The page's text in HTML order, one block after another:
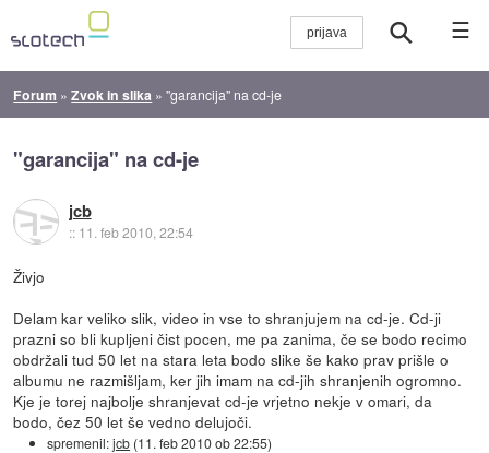
☰
Forum »Zvok in slika »"garancija" na cd-je
"garancija" na cd-je
jcb
:: 11. feb 2010, 22:54
Živjo
Delam kar veliko slik, video in vse to shranjujem na cd-je. Cd-ji
prazni so bli kupljeni čist pocen, me pa zanima, če se bodo recimo
obdržali tud 50 let na stara leta bodo slike še kako prav prišle o
albumu ne razmišljam, ker jih imam na cd-jih shranjenih ogromno.
Kje je torej najbolje shranjevat cd-je vrjetno nekje v omari, da
bodo, čez 50 let še vedno delujoči.
spremenil:jcb (11. feb 2010 ob 22:55)